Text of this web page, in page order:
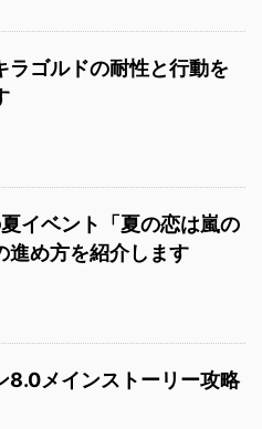
ラゴルドの耐性と行動を
イベント「夏の恋は嵐の
進め方を紹介します
8.0メインストーリー攻略